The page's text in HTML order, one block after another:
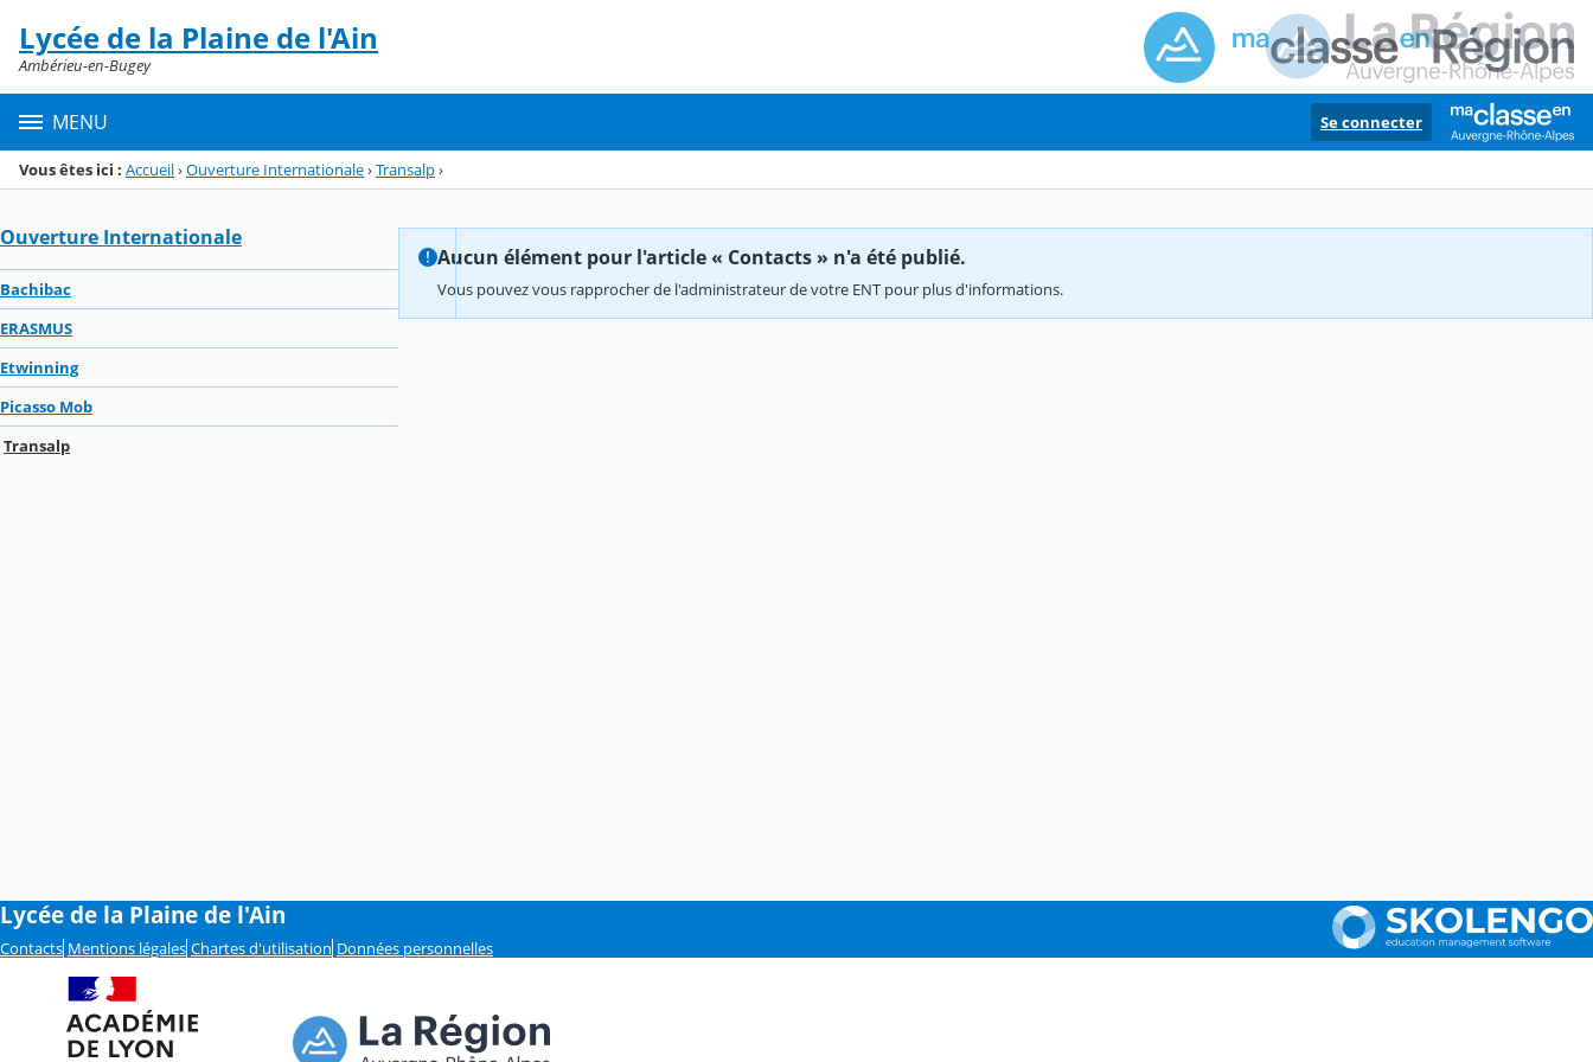
Menu de la rubrique
Contenu
Lycée de la Plaine de l'Ain
Ambérieu-en-Bugey
MENU Se connecter
Vous êtes ici : Accueil›Ouverture Internationale›Transalp›
Ouverture Internationale
Bachibac
ERASMUS
Etwinning
Picasso Mob
Transalp
Aucun élément pour l'article « Contacts » n'a été publié.
Vous pouvez vous rapprocher de l'administrateur de votre ENT pour plus d'informations.
Lycée de la Plaine de l'Ain
Contacts Mentions légales Chartes d'utilisation Données personnelles